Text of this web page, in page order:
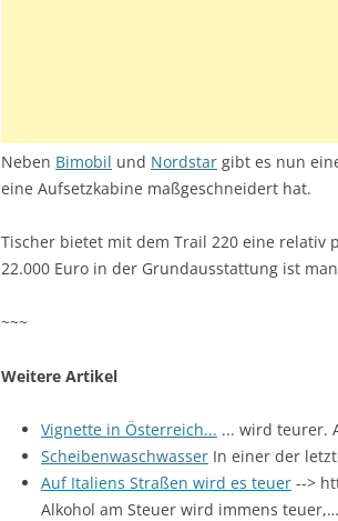
Neben Bimobil und Nordstar gibt es nun
eine Aufsetzkabine maßgeschneidert hat.
Tischer bietet mit dem Trail 220 eine relativ
22.000 Euro in der Grundausstattung ist
~~~
Weitere Artikel
Vignette in Österreich... ... wird teurer.
Scheibenwaschwasser In einer der
Auf Italiens Straßen wird es teuer -->
Alkohol am Steuer wird immens teuer,…